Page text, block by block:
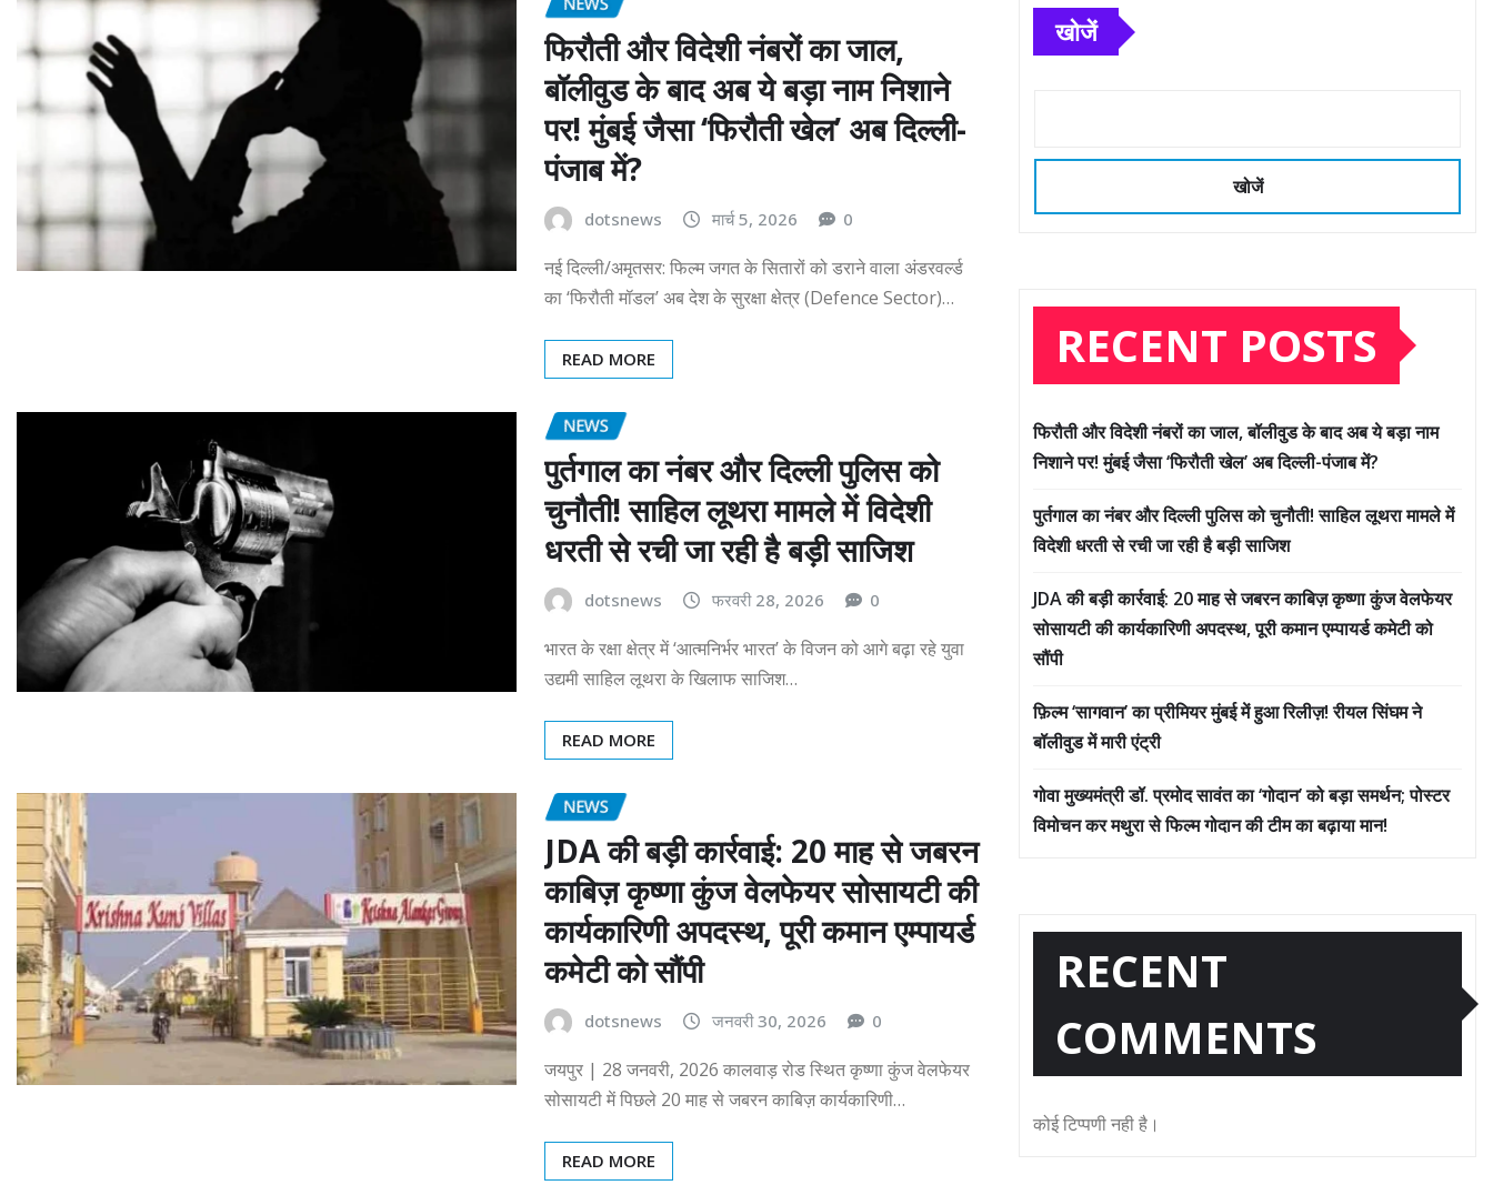
फिरौती और विदेशी नंबरों का जाल,
बॉलीवुड के बाद अब ये बड़ा नाम निशाने
पर! मुंबई जैसा ‘फिरौती खेल’ अब दिल्ली-
पंजाब में?
dotsnews मार्च 5, 2026 0
नई दिल्ली/अमृतसर: फिल्म जगत के सितारों को डराने वाला अंडरवर्ल्ड
का ‘फिरौती मॉडल’ अब देश के सुरक्षा क्षेत्र (Defence Sector)…
READ MORE
NEWS
पुर्तगाल का नंबर और दिल्ली पुलिस को
चुनौती! साहिल लूथरा मामले में विदेशी
धरती से रची जा रही है बड़ी साजिश
dotsnews फरवरी 28, 2026 0
भारत के रक्षा क्षेत्र में ‘आत्मनिर्भर भारत’ के विजन को आगे बढ़ा रहे युवा
उद्यमी साहिल लूथरा के खिलाफ साजिश…
READ MORE
NEWS
JDA की बड़ी कार्रवाई: 20 माह से जबरन
काबिज़ कृष्णा कुंज वेलफेयर सोसायटी की
कार्यकारिणी अपदस्थ, पूरी कमान एम्पायर्ड
कमेटी को सौंपी
dotsnews जनवरी 30, 2026 0
जयपुर | 28 जनवरी, 2026 कालवाड़ रोड स्थित कृष्णा कुंज वेलफेयर
सोसायटी में पिछले 20 माह से जबरन काबिज़ कार्यकारिणी…
READ MORE
खोजें
खोजें
RECENT POSTS
फिरौती और विदेशी नंबरों का जाल, बॉलीवुड के बाद अब ये बड़ा नाम
निशाने पर! मुंबई जैसा ‘फिरौती खेल’ अब दिल्ली-पंजाब में?
पुर्तगाल का नंबर और दिल्ली पुलिस को चुनौती! साहिल लूथरा मामले में
विदेशी धरती से रची जा रही है बड़ी साजिश
JDA की बड़ी कार्रवाई: 20 माह से जबरन काबिज़ कृष्णा कुंज वेलफेयर
सोसायटी की कार्यकारिणी अपदस्थ, पूरी कमान एम्पायर्ड कमेटी को
सौंपी
फ़िल्म ‘सागवान’ का प्रीमियर मुंबई में हुआ रिलीज़! रीयल सिंघम ने
बॉलीवुड में मारी एंट्री
गोवा मुख्यमंत्री डॉ. प्रमोद सावंत का ‘गोदान’ को बड़ा समर्थन; पोस्टर
विमोचन कर मथुरा से फिल्म गोदान की टीम का बढ़ाया मान!
RECENT
COMMENTS
कोई टिप्पणी नही है।